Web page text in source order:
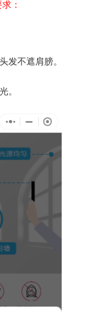
：
发不遮肩膀。
。